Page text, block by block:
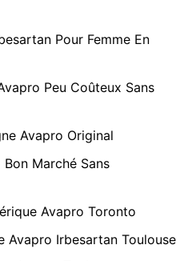
Pour Femme En
Peu Coûteux Sans
Avapro Original
Marché Sans
Avapro Toronto
Avapro Irbesartan Toulouse